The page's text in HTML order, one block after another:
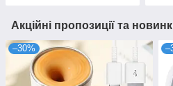
Акційні пропозиції та
–30%